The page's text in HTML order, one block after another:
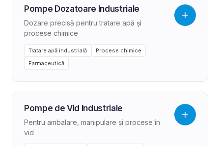
Pompe Dozatoare Industriale
Dozare precisă pentru tratare apă și
procese chimice
Tratare apă industrială
Procese chimice
Farmaceutică
Pompe de Vid Industriale
Pentru ambalare, manipulare și procese în
vid